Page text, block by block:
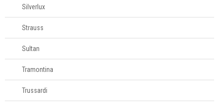
Silverlux
Strauss
Sultan
Tramontina
Trussardi